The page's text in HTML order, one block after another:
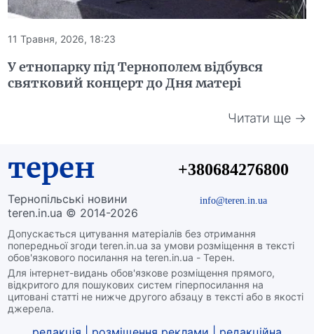
11 Травня, 2026, 18:23
У етнопарку під Тернополем відбувся
святковий концерт до Дня матері
Читати ще →
терен
Тернопільські новини
teren.in.ua © 2014-2026
Допускається цитування матеріалів без отримання
попередньої згоди teren.in.ua за умови розміщення в тексті
обов'язкового посилання на teren.in.ua - Терен.
Для інтернет-видань обов'язкове розміщення прямого,
відкритого для пошукових систем гіперпосилання на
цитовані статті не нижче другого абзацу в тексті або в якості
джерела.
+380684276800
info@teren.in.ua